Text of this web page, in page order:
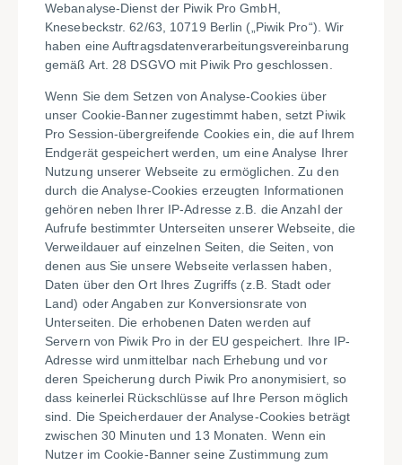
Webanalyse-Dienst der Piwik Pro GmbH,
Knesebeckstr. 62/63, 10719 Berlin („Piwik Pro“). Wir
haben eine Auftragsdatenverarbeitungsvereinbarung
gemäß Art. 28 DSGVO mit Piwik Pro geschlossen.
Wenn Sie dem Setzen von Analyse-Cookies über
unser Cookie-Banner zugestimmt haben, setzt Piwik
Pro Session-übergreifende Cookies ein, die auf Ihrem
Endgerät gespeichert werden, um eine Analyse Ihrer
Nutzung unserer Webseite zu ermöglichen. Zu den
durch die Analyse-Cookies erzeugten Informationen
gehören neben Ihrer IP-Adresse z.B. die Anzahl der
Aufrufe bestimmter Unterseiten unserer Webseite, die
Verweildauer auf einzelnen Seiten, die Seiten, von
denen aus Sie unsere Webseite verlassen haben,
Daten über den Ort Ihres Zugriffs (z.B. Stadt oder
Land) oder Angaben zur Konversionsrate von
Unterseiten. Die erhobenen Daten werden auf
Servern von Piwik Pro in der EU gespeichert. Ihre IP-
Adresse wird unmittelbar nach Erhebung und vor
deren Speicherung durch Piwik Pro anonymisiert, so
dass keinerlei Rückschlüsse auf Ihre Person möglich
sind. Die Speicherdauer der Analyse-Cookies beträgt
zwischen 30 Minuten und 13 Monaten. Wenn ein
Nutzer im Cookie-Banner seine Zustimmung zum